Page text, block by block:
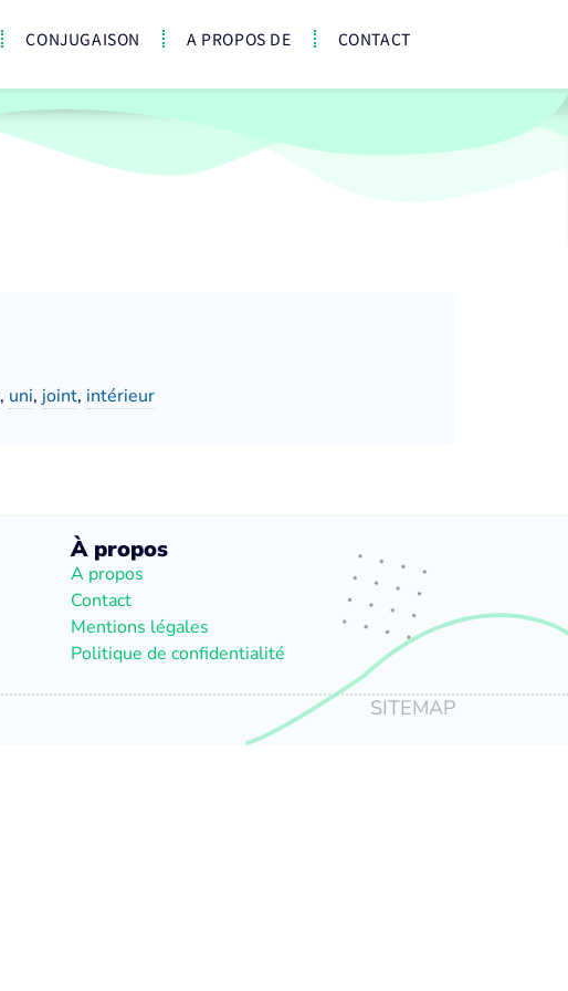
CONJUGAISON A PROPOS DE CONTACT
, uni, joint, intérieur
À propos
A propos
Contact
Mentions légales
Politique de confidentialité
SITEMAP